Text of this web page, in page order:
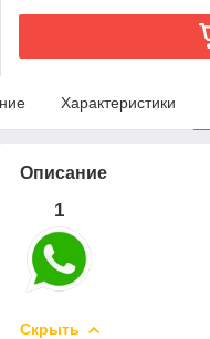
Характеристики
Описание
1
Скрыть